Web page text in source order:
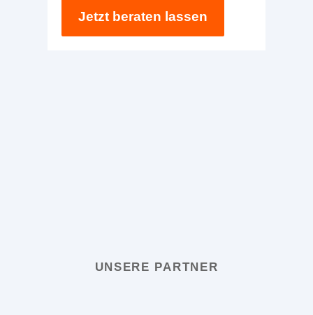
Jetzt beraten lassen
UNSERE PARTNER